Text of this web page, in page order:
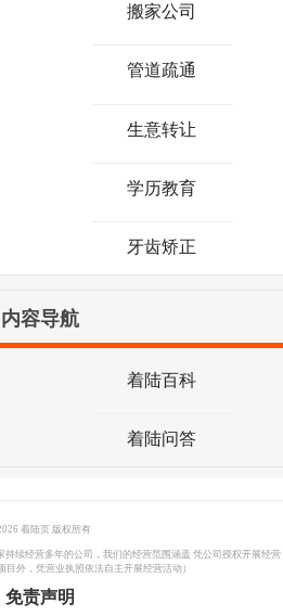
搬家公司
管道疏通
生意转让
学历教育
牙齿矫正
内容导航
着陆百科
着陆问答
着陆页 版权所有
续经营多年的公司，我们的经营范围涵盖 凭公司授权开展经营
目外，凭营业执照依法自主开展经营活动）
免责声明